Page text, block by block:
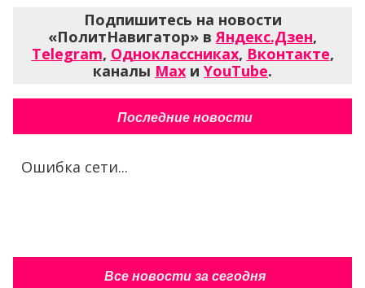
Подпишитесь на новости
«ПолитНавигатор» вЯндекс.Дзен,
Telegram, Одноклассниках, Вконтакте,
каналы Max и YouTube.
Последние новости
Ошибка сети...
Все новости за сегодня